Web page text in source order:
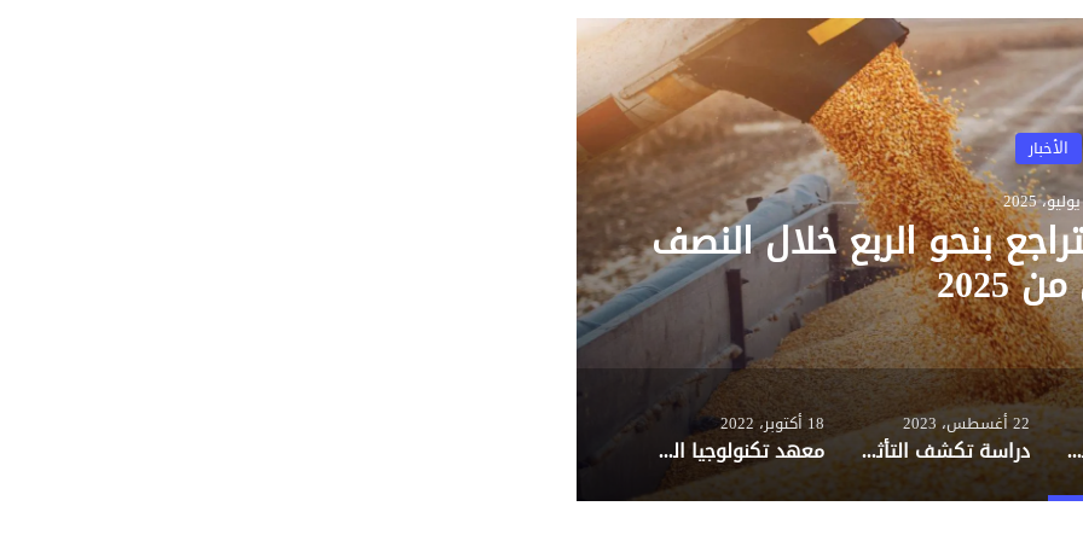
الأخبار
للذكاء الاصطناعي
واردات مصر من القمح تتراجع بنحو الربع خلال النصف الأول من 2025
22 أغسطس، 2023
دراسة تكشف التأثير الإيجابي للذكاء الاصطناعي على الوظائف
18 أكتوبر، 2022
معهد تكنولوجيا المعلومات ITI ينتهي من تدريب 10 آلاف من شباب الجامعات بمراكز إبداع مصر الرقمية “كريتيفا”